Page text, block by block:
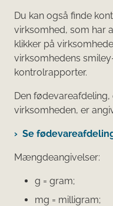
Du kan også finde
virksomhed, som har
klikker på
virksomhedens
kontrolrapporter.
Den
virksomheden, er
Se
Mængdeangivelser:
g = gram;
mg = milligram;